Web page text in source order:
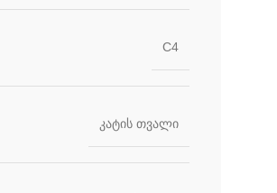
C4
კატის თვალი